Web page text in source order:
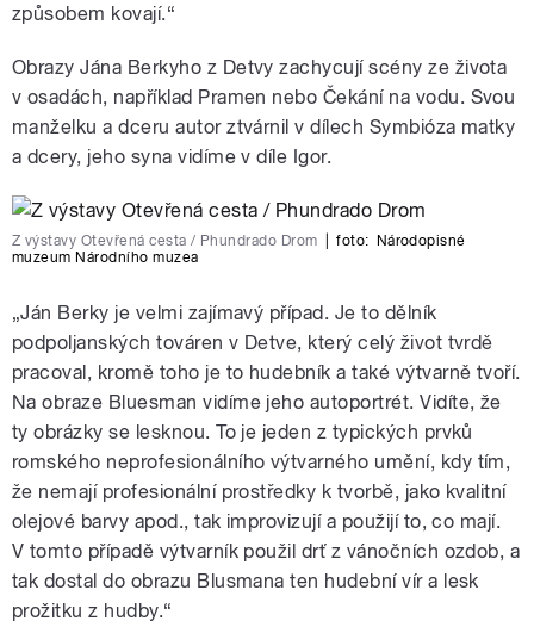
způsobem kovají.“
Obrazy Jána Berkyho z Detvy zachycují scény ze života
v osadách, například Pramen nebo Čekání na vodu. Svou
manželku a dceru autor ztvárnil v dílech Symbióza matky
a dcery, jeho syna vidíme v díle Igor.
Z výstavy Otevřená cesta / Phundrado Drom foto: Národopisné
muzeum Národního muzea
„Ján Berky je velmi zajímavý případ. Je to dělník
podpoljanských továren v Detve, který celý život tvrdě
pracoval, kromě toho je to hudebník a také výtvarně tvoří.
Na obraze Bluesman vidíme jeho autoportrét. Vidíte, že
ty obrázky se lesknou. To je jeden z typických prvků
romského neprofesionálního výtvarného umění, kdy tím,
že nemají profesionální prostředky k tvorbě, jako kvalitní
olejové barvy apod., tak improvizují a použijí to, co mají.
V tomto případě výtvarník použil drť z vánočních ozdob, a
tak dostal do obrazu Blusmana ten hudební vír a lesk
prožitku z hudby.“